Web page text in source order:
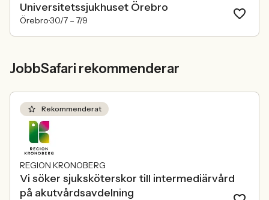
Universitetssjukhuset Örebro
Örebro30/7 – 7/9
JobbSafari rekommenderar
Rekommenderat
REGION KRONOBERG
Vi söker sjuksköterskor till intermediärvård
på akutvårdsavdelning